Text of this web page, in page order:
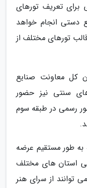
برای تعریف تورهای
دستی انجام خواهد
تورهای مختلف از
کل معاونت صنایع
سنتی نیز حضور
رسمی در طبقه سوم
شده که به طور مستقیم عرضه
استان های مختلف
توانند از سرای هنر